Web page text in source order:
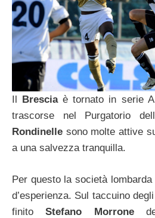
Bresciaè tornato in serie
trascorse nel Purgatorio
Rondinelle sono molte attive
a una salvezza tranquilla.
Per questo la società
d’esperienza. Sul taccuino
finitoStefano Morrone